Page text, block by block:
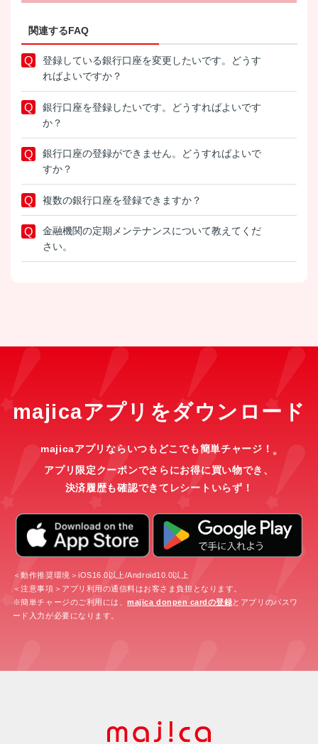
関連するFAQ
登録している銀行口座を変更したいです。どうす
ればよいですか？
銀行口座を登録したいです。どうすればよいです
か？
銀行口座の登録ができません。どうすればよいで
すか？
複数の銀行口座を登録できますか？
金融機関の定期メンテナンスについて教えてくだ
さい。
majicaアプリをダウンロード
majicaアプリならいつもどこでも簡単チャージ！ ※
アプリ限定クーポンでさらにお得に買い物でき、
決済履歴も確認できてレシートいらず！
＜動作推奨環境＞iOS16.0以上/Android10.0以上
＜注意事項＞アプリ利用の通信料はお客さま負担となります。
※簡単チャージのご利用には、majica donpen cardの登録とアプリのパスワ
ード入力が必要になります。